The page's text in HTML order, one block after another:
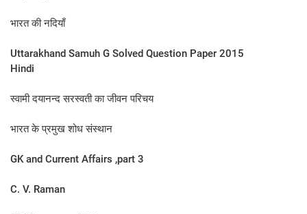
भारत की नदियाँ
Uttarakhand Samuh G Solved Question Paper 2015
Hindi
स्‍वामी दयानन्‍द सरस्‍वती का जीवन परिचय
भारत के प्रमुख शोध संस्थान
GK and Current Affairs ,part 3
C. V. Raman